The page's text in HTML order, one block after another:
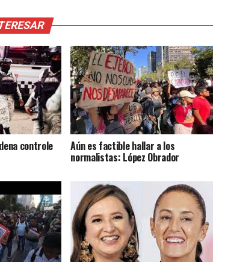
controle Aún es factible hallar a los
normalistas: López Obrador